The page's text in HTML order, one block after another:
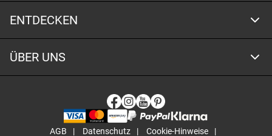
ENTDECKEN
ÜBER UNS
AGB Datenschutz Cookie-Hinweise